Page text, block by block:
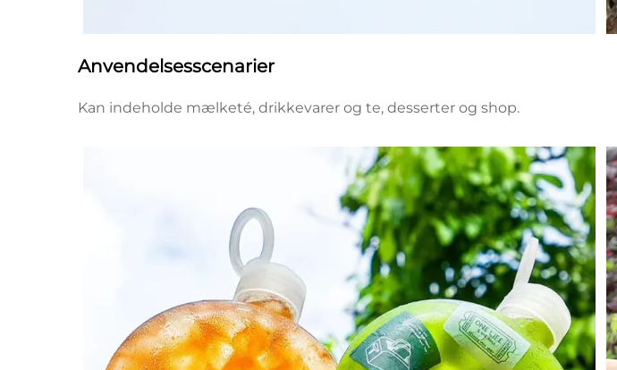
Anvendelsesscenarier
Kan indeholde mælketé, drikkevarer og te, desserter og shop.